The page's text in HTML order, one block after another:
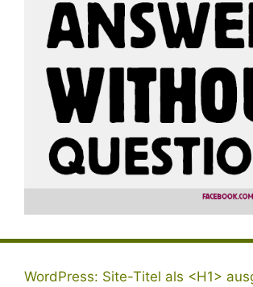
WordPress: Site-Titel als <H1>